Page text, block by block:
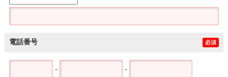
電話番号 必須
- -